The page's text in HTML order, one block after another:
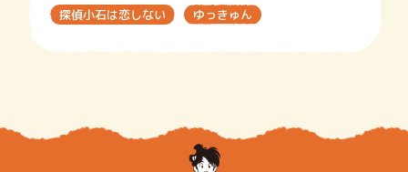
探偵小石は恋しない
ゆっきゅん